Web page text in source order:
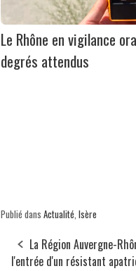
Le Rhône en vigilance
degrés attendus
Publié dans Actualité, Isère
La Région Auvergne-
l'entrée d'un résistant